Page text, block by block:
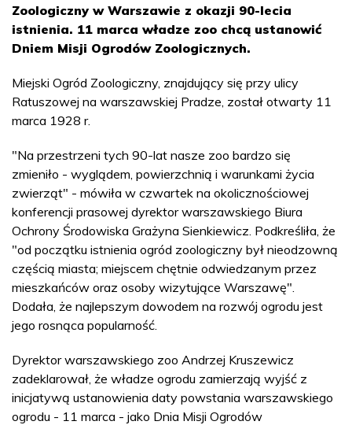
Zoologiczny w Warszawie z okazji 90-lecia
istnienia. 11 marca władze zoo chcą ustanowić
Dniem Misji Ogrodów Zoologicznych.
Miejski Ogród Zoologiczny, znajdujący się przy ulicy
Ratuszowej na warszawskiej Pradze, został otwarty 11
marca 1928 r.
"Na przestrzeni tych 90-lat nasze zoo bardzo się
zmieniło - wyglądem, powierzchnią i warunkami życia
zwierząt" - mówiła w czwartek na okolicznościowej
konferencji prasowej dyrektor warszawskiego Biura
Ochrony Środowiska Grażyna Sienkiewicz. Podkreśliła, że
"od początku istnienia ogród zoologiczny był nieodzowną
częścią miasta; miejscem chętnie odwiedzanym przez
mieszkańców oraz osoby wizytujące Warszawę".
Dodała, że najlepszym dowodem na rozwój ogrodu jest
jego rosnąca popularność.
Dyrektor warszawskiego zoo Andrzej Kruszewicz
zadeklarował, że władze ogrodu zamierzają wyjść z
inicjatywą ustanowienia daty powstania warszawskiego
ogrodu - 11 marca - jako Dnia Misji Ogrodów